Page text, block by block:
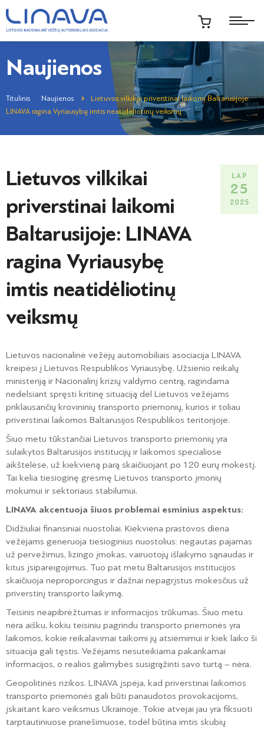
Naujienos
Titulinis Naujienos
Lietuvos vilkikai priverstinai laikomi Baltarusijoje:
LINAVA ragina Vyriausybę imtis neatidėliotinų veiksmų
Lietuvos vilkikai
priverstinai laikomi
Baltarusijoje: LINAVA
ragina Vyriausybę
imtis neatidėliotinų
veiksmų
LAP
25
2025
Lietuvos nacionalinė vežėjų automobiliais asociacija LINAVA
kreipėsi į Lietuvos Respublikos Vyriausybę, Užsienio reikalų
ministeriją ir Nacionalinį krizių valdymo centrą, ragindama
nedelsiant spręsti kritinę situaciją dėl Lietuvos vežėjams
priklausančių krovininių transporto priemonių, kurios ir toliau
priverstinai laikomos Baltarusijos Respublikos teritorijoje.
Šiuo metu tūkstančiai Lietuvos transporto priemonių yra
sulaikytos Baltarusijos institucijų ir laikomos specialiose
aikštelėse, už kiekvieną parą skaičiuojant po 120 eurų mokestį.
Tai kelia tiesioginę grėsmę Lietuvos transporto įmonių
mokumui ir sektoriaus stabilumui.
LINAVA akcentuoja šiuos problemai esminius aspektus:
Didžiuliai finansiniai nuostoliai. Kiekviena prastovos diena
vežėjams generuoja tiesioginius nuostolius: negautas pajamas
už pervežimus, lizingo įmokas, vairuotojų išlaikymo sąnaudas ir
kitus įsipareigojimus. Tuo pat metu Baltarusijos institucijos
skaičiuoja neproporcingus ir dažnai nepagrįstus mokesčius už
priverstinį transporto laikymą.
Teisinis neapibrėžtumas ir informacijos trūkumas. Šiuo metu
nėra aišku, kokiu teisiniu pagrindu transporto priemonės yra
laikomos, kokie reikalavimai taikomi jų atsiėmimui ir kiek laiko ši
situacija gali tęstis. Vežėjams nesuteikiama pakankamai
informacijos, o realios galimybės susigrąžinti savo turtą – nėra.
Geopolitinės rizikos. LINAVA įspėja, kad priverstinai laikomos
transporto priemonės gali būti panaudotos provokacijoms,
įskaitant karo veiksmus Ukrainoje. Tokie atvejai jau yra fiksuoti
tarptautiniuose pranešimuose, todėl būtina imtis skubių